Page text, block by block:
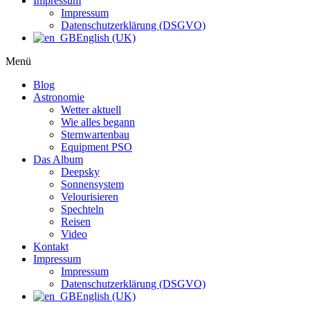
Impressum
Datenschutzerklärung (DSGVO)
English (UK)
Menü
Blog
Astronomie
Wetter aktuell
Wie alles begann
Sternwartenbau
Equipment PSO
Das Album
Deepsky
Sonnensystem
Velourisieren
Spechteln
Reisen
Video
Kontakt
Impressum
Impressum
Datenschutzerklärung (DSGVO)
English (UK)